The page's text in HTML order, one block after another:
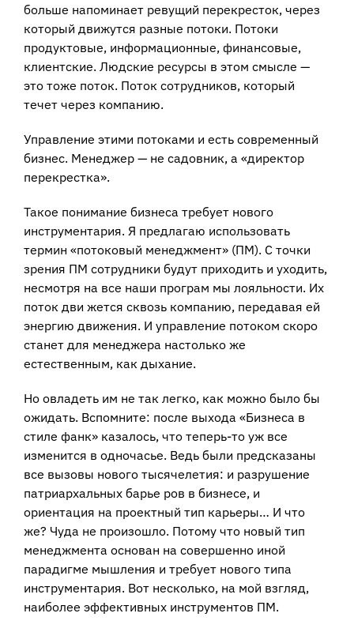
больше напоминает ревущий перекресток, через
который движутся разные потоки. Потоки
продуктовые, информационные, финансовые,
клиентские. Людские ресурсы в этом смысле —
это тоже поток. Поток сотрудников, который
течет через компанию.
Управление этими потоками и есть современный
бизнес. Менеджер — не садовник, а «директор
перекрестка».
Такое понимание бизнеса требует нового
инструментария. Я предлагаю использовать
термин «потоковый менеджмент» (ПМ). С точки
зрения ПМ сотрудники будут приходить и уходить,
несмотря на все наши програм мы лояльности. Их
поток дви жется сквозь компанию, передавая ей
энергию движения. И управление потоком скоро
станет для менеджера настолько же
естественным, как дыхание.
Но овладеть им не так легко, как можно было бы
ожидать. Вспомните: после выхода «Бизнеса в
стиле фанк» казалось, что теперь-то уж все
изменится в одночасье. Ведь были предсказаны
все вызовы нового тысячелетия: и разрушение
патриархальных барье ров в бизнесе, и
ориентация на проектный тип карьеры… И что
же? Чуда не произошло. Потому что новый тип
менеджмента основан на совершенно иной
парадигме мышления и требует нового типа
инструментария. Вот несколько, на мой взгляд,
наиболее эффективных инструментов ПМ.